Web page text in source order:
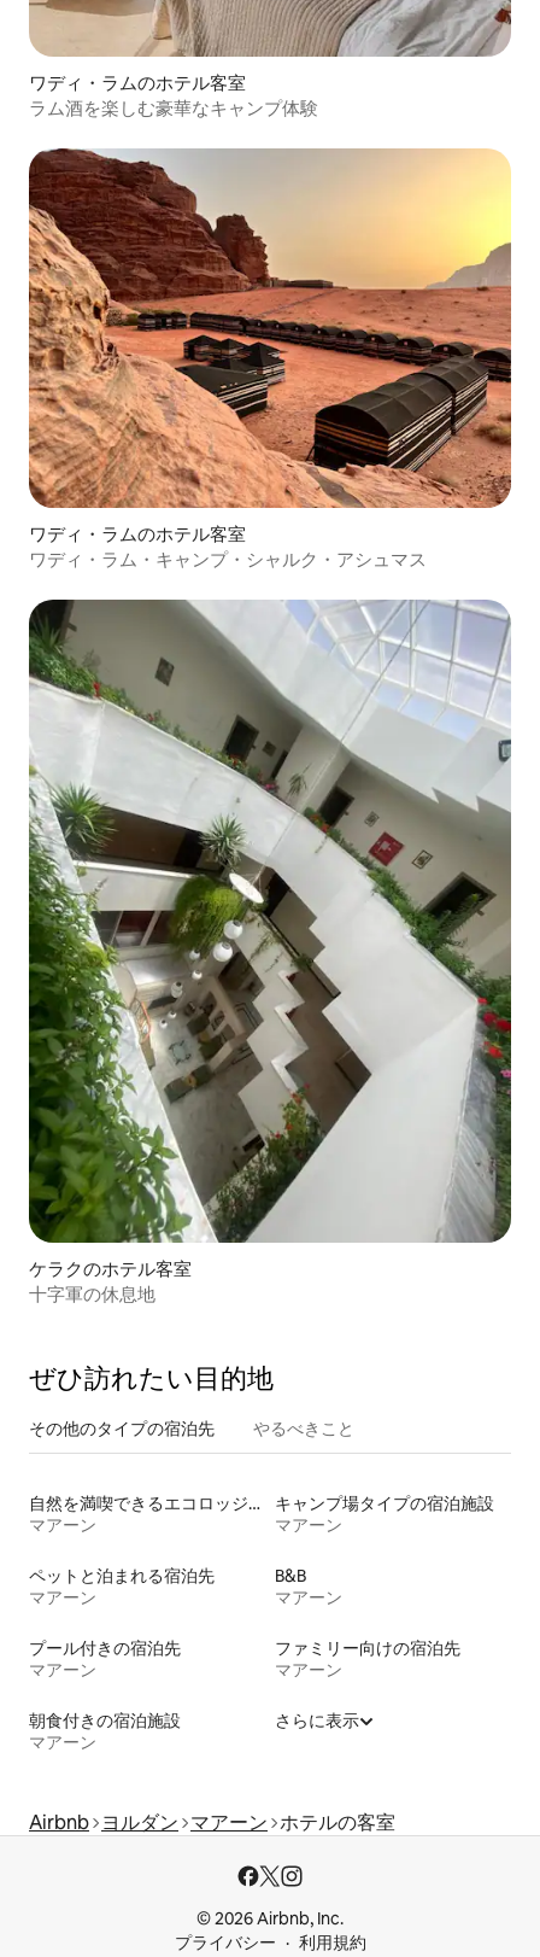
ワディ・ラムのホテル客室
ラム酒を楽しむ豪華なキャンプ体験
ワディ・ラムのホテル客室
ワディ・ラム・キャンプ・シャルク・アシュマス
ケラクのホテル客室
十字軍の休息地
ぜひ訪⁠れ⁠た⁠い目⁠的⁠地
その他のタ⁠イ⁠プ⁠の宿⁠泊⁠先 やるべきこと
自然を満喫できるエコロッジの宿泊施設
マアーン
キャンプ場タイプの宿泊施設
マアーン
ペットと泊まれる宿泊先
マアーン
B&B
マアーン
プール付きの宿泊先
マアーン
ファミリー向けの宿泊先
マアーン
朝食付きの宿泊施設
マアーン
さらに表示
Airbnb ヨルダン マアーン ホテルの客室
© 2026 Airbnb, Inc.
プライバシー
利用規約